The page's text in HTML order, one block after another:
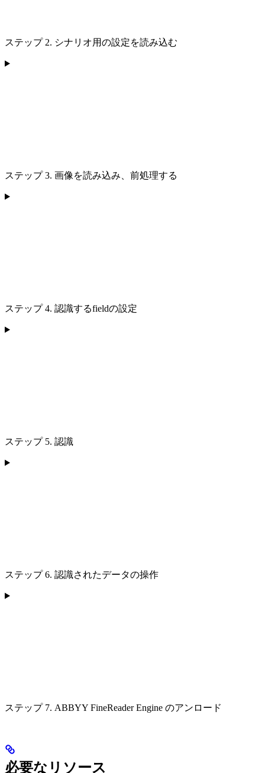
ステップ 2. シナリオ用の設定を読み込む
ステップ 3. 画像を読み込み、前処理する
ステップ 4. 認識するfieldの設定
ステップ 5. 認識
ステップ 6. 認識されたデータの操作
ステップ 7. ABBYY FineReader Engine のアンロード
必要なリソース